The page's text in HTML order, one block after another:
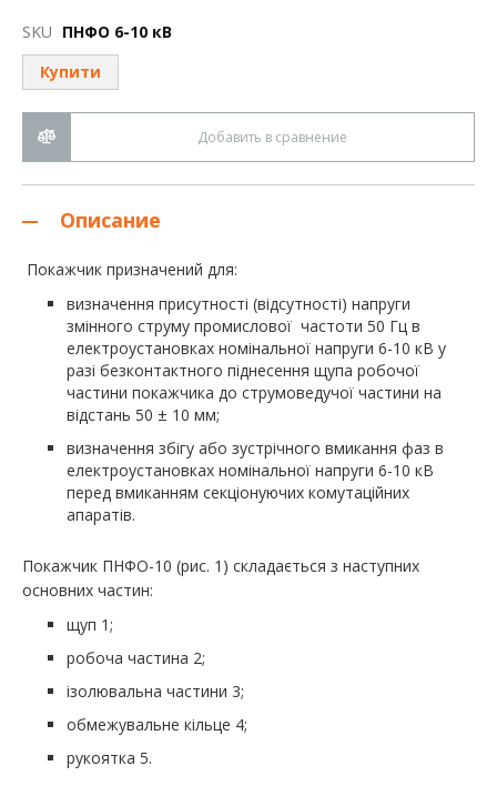
началу
изображений
SKU ПНФО 6-10 кВ
Купити
Добавить в сравнение
Описание
Покажчик призначений для:
визначення присутності (відсутності) напруги
змінного струму промислової частоти 50 Гц в
електроустановках номінальної напруги 6-10 кВ у
разі безконтактного піднесення щупа робочої
частини покажчика до струмоведучої частини на
відстань 50 ± 10 мм;
визначення збігу або зустрічного вмикання фаз в
електроустановках номінальної напруги 6-10 кВ
перед вмиканням секціонуючих комутаційних
апаратів.
Покажчик ПНФО-10 (рис. 1) складається з наступних
основних частин:
щуп 1;
робоча частина 2;
ізолювальна частини 3;
обмежувальне кільце 4;
рукоятка 5.